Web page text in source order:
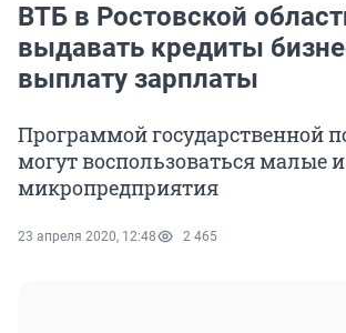
ВТБ в Ростовской
выдавать кредиты
выплату зарплаты
Программой государственной
могут воспользоваться малые и
микропредприятия
23 апреля 2020, 12:48 2 465